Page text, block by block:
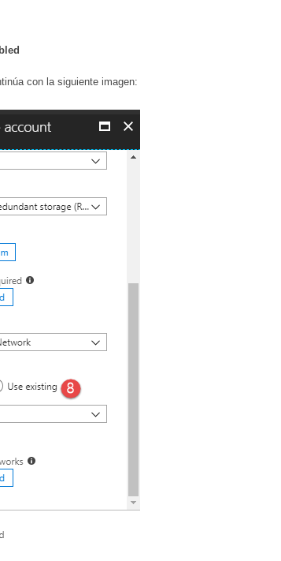
con la siguiente imagen: